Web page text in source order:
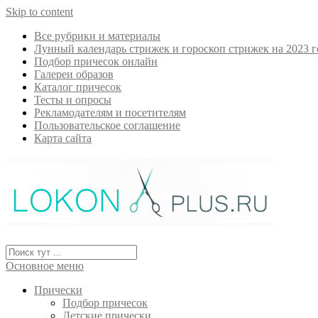
Skip to content
Все рубрики и материалы
Лунный календарь стрижек и гороскоп стрижек на 2023
Подбор причесок онлайн
Галереи образов
Каталог причесок
Тесты и опросы
Рекламодателям и посетителям
Пользовательское соглашение
Карта сайта
Основное меню
Прически
Подбор причесок
Детские прически